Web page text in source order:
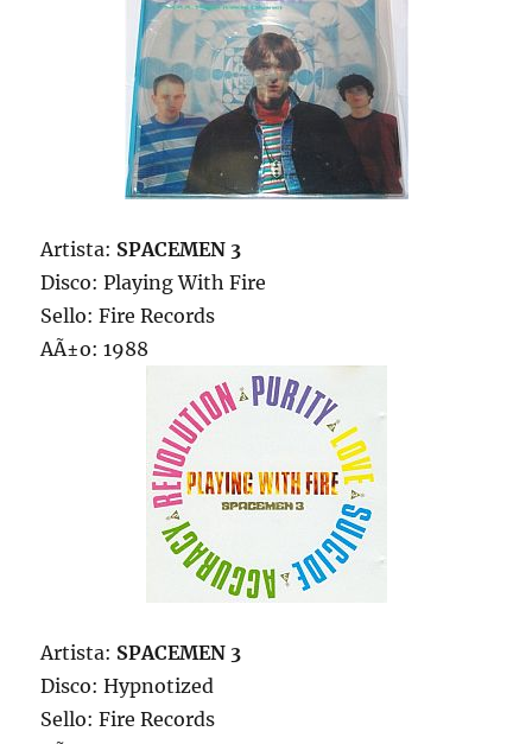
Artista: SPACEMEN 3
Disco: Playing With Fire
Sello: Fire Records
AÃ±o: 1988
Artista: SPACEMEN 3
Disco: Hypnotized
Sello: Fire Records